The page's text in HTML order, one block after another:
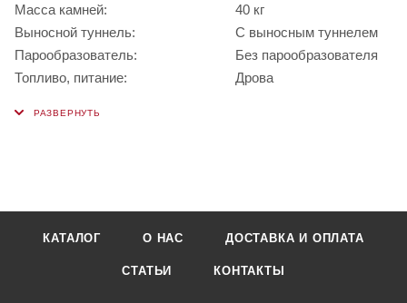
Масса камней:
40 кг
Выносной туннель:
С выносным туннелем
Парообразователь:
Без парообразователя
Топливо, питание:
Дрова
КАТАЛОГ О НАС ДОСТАВКА И ОПЛАТА
СТАТЬИ КОНТАКТЫ